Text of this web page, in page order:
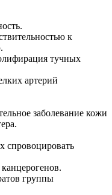
к
тучных
артерий
заболевание кожи
спровоцировать
группы